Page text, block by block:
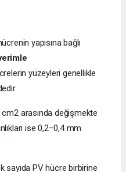
yapısına bağlı
yüzeyleri genellikle
arasında değişmekte
ise 0,2−0,4 mm
sayıda PV hücre birbirine